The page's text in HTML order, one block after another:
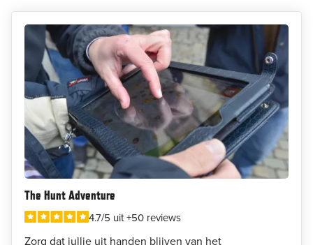
The Hunt Adventure
4.7/5 uit +50 reviews
Zorg dat jullie uit handen blijven van het